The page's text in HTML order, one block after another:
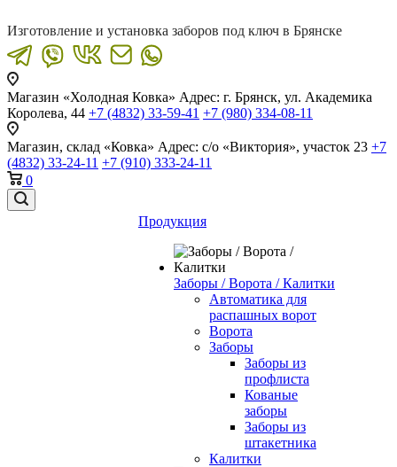
Изготовление и установка заборов под ключ в Брянске
Магазин «Холодная Ковка» Адрес: г. Брянск, ул. Академика
Королева, 44 +7 (4832) 33-59-41 +7 (980) 334-08-11
Магазин, склад «Ковка» Адрес: с/о «Виктория», участок 23 +7
(4832) 33-24-11 +7 (910) 333-24-11
0
Продукция
Заборы / Ворота / Калитки
Автоматика для
распашных ворот
Ворота
Заборы
Заборы из
профлиста
Кованые
заборы
Заборы из
штакетника
Калитки